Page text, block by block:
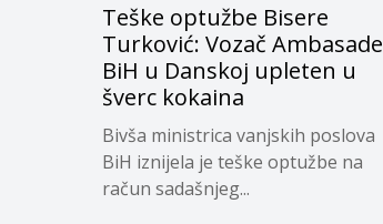
Teške optužbe Bisere
Turković: Vozač Ambasade
BiH u Danskoj upleten u
šverc kokaina
Bivša ministrica vanjskih poslova
BiH iznijela je teške optužbe na
račun sadašnjeg...